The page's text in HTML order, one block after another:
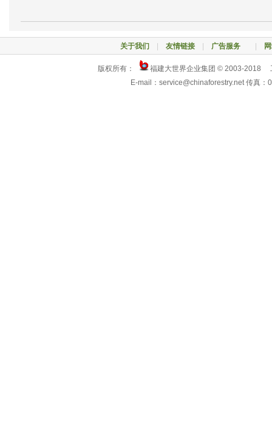
关于我们 友情链接| 广告服务
版权所有：
福建大世界企业集团 © 2003-2018
E-mail：service@chinaforestry.net 传真